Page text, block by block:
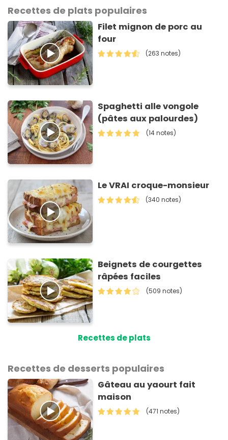
Recettes de plats populaires
Filet mignon de porc au
four
(263 notes)
Spaghetti alle vongole
(pâtes aux palourdes)
(14 notes)
Le VRAI croque-monsieur
(340 notes)
Beignets de courgettes
râpées faciles
(509 notes)
Recettes de plats
Recettes de desserts populaires
Gâteau au yaourt fait
maison
(471 notes)